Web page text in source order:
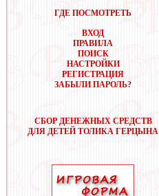
ГДЕ ПОСМОТРЕТЬ
ВХОД
ПРАВИЛА
ПОИСК
НАСТРОЙКИ
РЕГИСТРАЦИЯ
ЗАБЫЛИ ПАРОЛЬ?
СБОР ДЕНЕЖНЫХ СРЕДСТВ
ДЛЯ ДЕТЕЙ ТОЛИКА ГЕРЦЫНА